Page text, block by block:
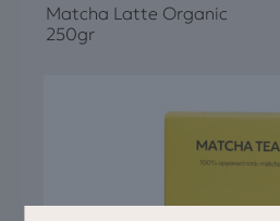
Matcha Latte Organic
250gr